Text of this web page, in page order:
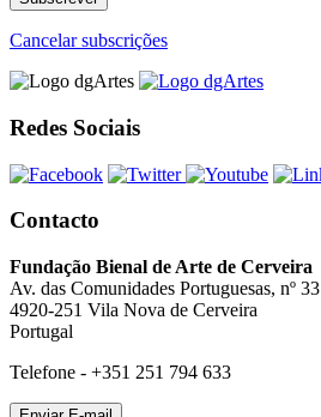
Cancelar subscrições
Redes Sociais
Contacto
Fundação Bienal de Arte de Cerveira
Av. das Comunidades Portuguesas, nº 33
4920-251 Vila Nova de Cerveira
Portugal
Telefone - +351 251 794 633